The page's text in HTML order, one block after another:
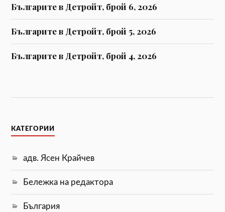
Българите в Детройт, брой 6, 2026
Българите в Детройт, брой 5, 2026
Българите в Детройт, брой 4, 2026
КАТЕГОРИИ
адв. Ясен Крайчев
Бележка на редактора
България